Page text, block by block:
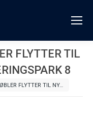
FLYTTER TIL
8
FLYTTER TIL NY…